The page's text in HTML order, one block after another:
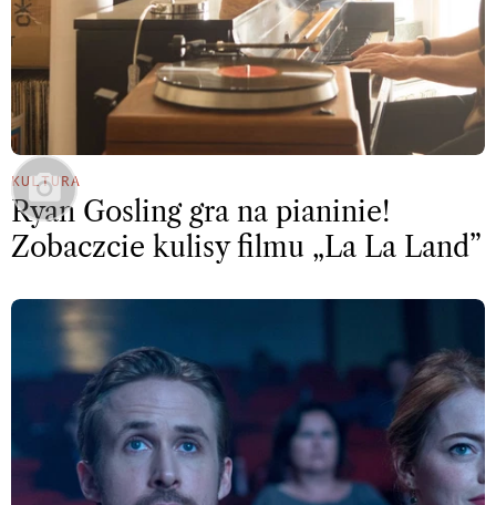
KULTURA
Ryan Gosling gra na pianinie!
Zobaczcie kulisy filmu „La La Land”